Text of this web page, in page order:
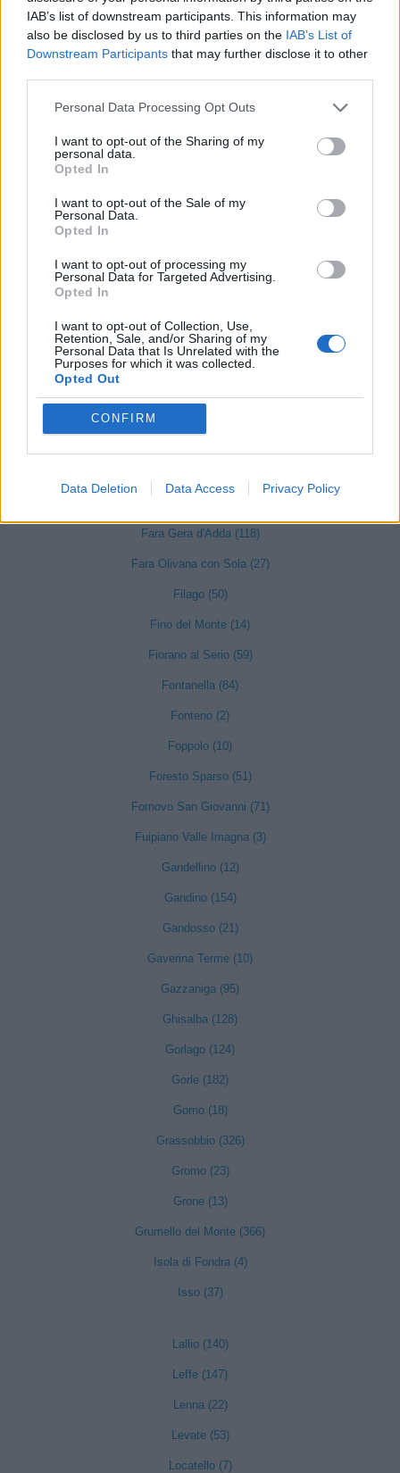
IAB’s list of downstream participants. This information may
also be disclosed by us to third parties on the IAB’s List of
Downstream Participants that may further disclose it to other
Personal Data Processing Opt Outs
I want to opt-out of the Sharing of my
personal data.
Opted In
I want to opt-out of the Sale of my
Personal Data.
Opted In
I want to opt-out of processing my
Personal Data for Targeted Advertising.
Opted In
I want to opt-out of Collection, Use,
Retention, Sale, and/or Sharing of my
Personal Data that Is Unrelated with the
Purposes for which it was collected.
Opted Out
CONFIRM
Data Deletion Data Access Privacy Policy
Colzate (34)
Comun Nuovo (89)
Corna Imagna (6)
Cornalba (2)
Cortenuova (41)
Costa di Mezzate (68)
Costa Volpino (280)
Credaro (98)
Curno (344)
Fara Gera d'Adda (118)
Fara Olivana con Sola (27)
Filago (50)
Fino del Monte (14)
Fiorano al Serio (59)
Fontanella (84)
Fonteno (2)
Foppolo (10)
Foresto Sparso (51)
Fornovo San Giovanni (71)
Fuipiano Valle Imagna (3)
Gandellino (12)
Gandino (154)
Gandosso (21)
Gaverina Terme (10)
Gazzaniga (95)
Ghisalba (128)
Gorlago (124)
Gorle (182)
Gorno (18)
Grassobbio (326)
Gromo (23)
Grone (13)
Grumello del Monte (366)
Isola di Fondra (4)
Isso (37)
Lallio (140)
Leffe (147)
Lenna (22)
Levate (53)
Locatello (7)